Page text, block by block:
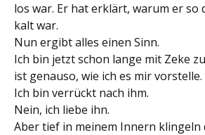
los war. Er hat erklärt, warum er so
kalt war.
Nun ergibt alles einen Sinn.
Ich bin jetzt schon lange mit Zeke
ist genauso, wie ich es mir vorstelle.
Ich bin verrückt nach ihm.
Nein, ich liebe ihn.
Aber tief in meinem Innern klingeln